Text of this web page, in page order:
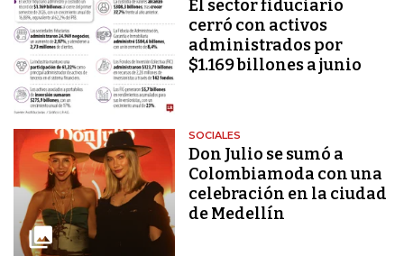
El sector fiduciario
cerró con activos
administrados por
$1.169 billones a junio
SOCIALES
Don Julio se sumó a
Colombiamoda con una
celebración en la ciudad
de Medellín